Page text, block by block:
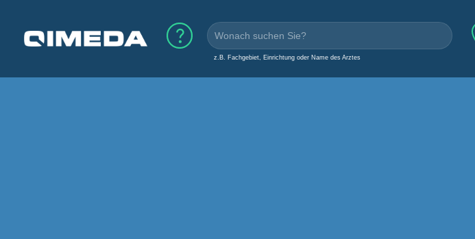
z.B. Fachgebiet, Einrichtung oder Name des Arztes